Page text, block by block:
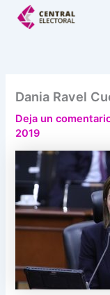
Dania Ravel
Deja un
2019